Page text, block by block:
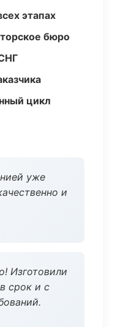
этапах
бюро
цикл
уже
и
Изготовили
срок и с